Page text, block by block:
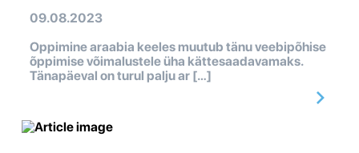
09.08.2023
Oppimine araabia keeles muutub tänu veebipõhise
õppimise võimalustele üha kättesaadavamaks.
Tänapäeval on turul palju ar […]